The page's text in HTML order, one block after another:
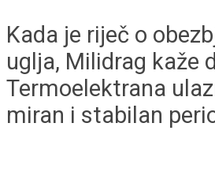
Kada je riječ o
uglja, Milidrag kaže
Termoelektrana
miran i stabilan